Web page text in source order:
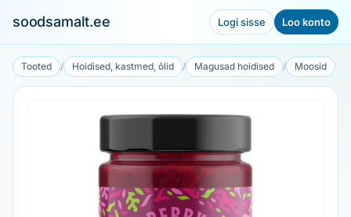
soodsamalt.ee Logi sisse Loo konto
Tooted / Hoidised, kastmed, õlid / Magusad hoidised / Moosid